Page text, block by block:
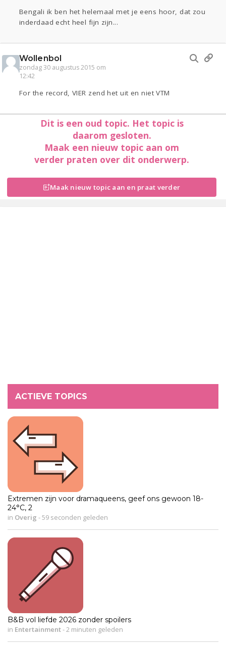
Bengali ik ben het helemaal met je eens hoor, dat zou
inderdaad echt heel fijn zijn...
Wollenbol
zondag 30 augustus 2015 om
12:42
For the record, VIER zend het uit en niet VTM
Dit is een oud topic. Het topic is
daarom gesloten.
Maak een nieuw topic aan om
verder praten over dit onderwerp.
Maak nieuw topic aan en praat verder
ACTIEVE TOPICS
Extremen zijn voor dramaqueens, geef ons gewoon 18-
24°C, 2
in Overig -59 seconden geleden
B&B vol liefde 2026 zonder spoilers
in Entertainment-2 minuten geleden